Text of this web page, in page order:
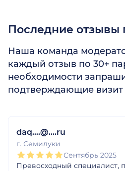
Последние отзывы
Наша команда
каждый отзыв по 30+
необходимости
подтверждающие визит
daq....@....ru
г. Семилуки
Сентябрь 2025
Превосходный специалист,